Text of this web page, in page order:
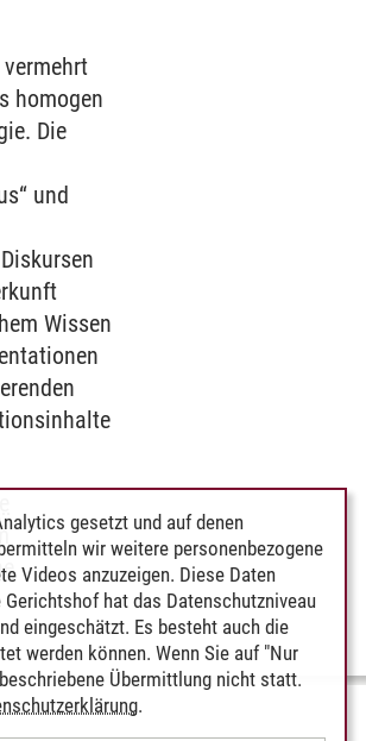
homogen
Die
und
Wissen
gesetzt und auf denen
wir weitere personenbezogene
Videos anzuzeigen. Diese Daten
hat das Datenschutzniveau
eingeschätzt. Es besteht auch die
werden können. Wenn Sie auf "Nur
Übermittlung nicht statt.
.